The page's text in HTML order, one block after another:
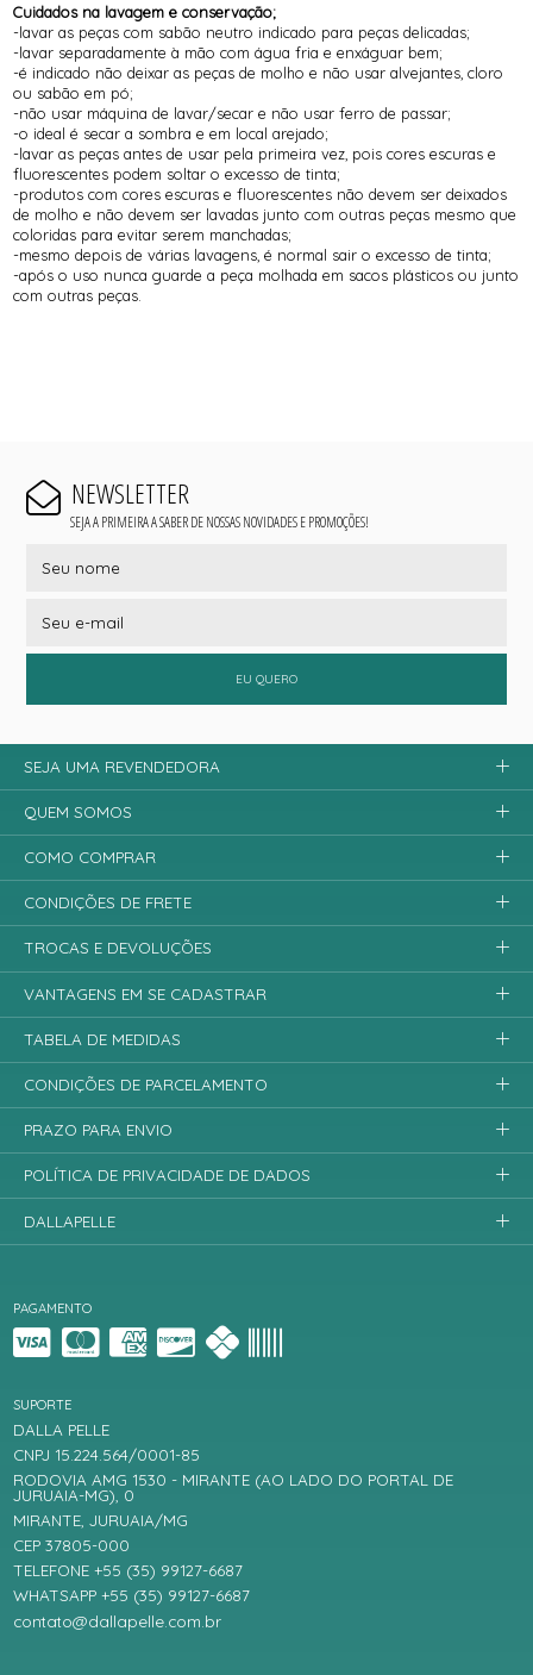
Cuidados na lavagem e conservação;
-lavar as peças com sabão neutro indicado para peças delicadas;
-lavar separadamente à mão com água fria e enxáguar bem;
-é indicado não deixar as peças de molho e não usar alvejantes, cloro
ou sabão em pó;
-não usar máquina de lavar/secar e não usar ferro de passar;
-o ideal é secar a sombra e em local arejado;
-lavar as peças antes de usar pela primeira vez, pois cores escuras e
fluorescentes podem soltar o excesso de tinta;
-produtos com cores escuras e fluorescentes não devem ser deixados
de molho e não devem ser lavadas junto com outras peças mesmo que
coloridas para evitar serem manchadas;
-mesmo depois de várias lavagens, é normal sair o excesso de tinta;
-após o uso nunca guarde a peça molhada em sacos plásticos ou junto
com outras peças.
NEWSLETTER
SEJA A PRIMEIRA A SABER DE NOSSAS NOVIDADES E PROMOÇÕES!
EU QUERO
PAGAMENTO
SUPORTE
DALLA PELLE
CNPJ 15.224.564/0001-85
RODOVIA AMG 1530 - MIRANTE (AO LADO DO PORTAL DE
JURUAIA-MG), 0
MIRANTE, JURUAIA/MG
CEP 37805-000
TELEFONE +55 (35) 99127-6687
WHATSAPP +55 (35) 99127-6687
contato@dallapelle.com.br
SEJA UMA REVENDEDORA
QUEM SOMOS
COMO COMPRAR
CONDIÇÕES DE FRETE
TROCAS E DEVOLUÇÕES
VANTAGENS EM SE CADASTRAR
TABELA DE MEDIDAS
CONDIÇÕES DE PARCELAMENTO
PRAZO PARA ENVIO
POLÍTICA DE PRIVACIDADE DE DADOS
DALLAPELLE